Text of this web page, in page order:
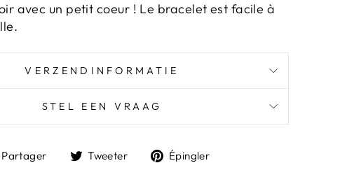
avec un petit coeur ! Le bracelet est facile à
VERZENDINFORMATIE
STEL EEN VRAAG
Partager
Partager
Tweeter
TweeterÉpingler